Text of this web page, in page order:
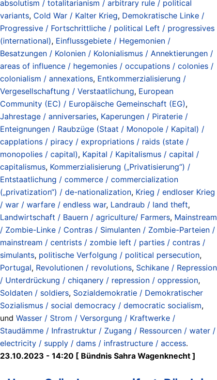
absolutism / totalitarianism / arbitrary rule / political
variants, Cold War / Kalter Krieg, Demokratische Linke /
Progressive / Fortschrittliche / political Left / progressives
(international), Einflussgebiete / Hegemonien /
Besatzungen / Kolonien / Kolonialismus / Annektierungen /
areas of influence / hegemonies / occupations / colonies /
colonialism / annexations, Entkommerzialisierung /
Vergesellschaftung / Verstaatlichung, European
Community (EC) / Europäische Gemeinschaft (EG),
Jahrestage / anniversaries, Kaperungen / Piraterie /
Enteignungen / Raubzüge (Staat / Monopole / Kapital) /
capplations / piracy / expropriations / raids (state /
monopolies / capital), Kapital / Kapitalismus / capital /
capitalismus, Kommerzialisierung („Privatisierung“) /
Entstaatlichung / commerce / commercialization
(„privatization“) / de-nationalization, Krieg / endloser Krieg
/ war / warfare / endless war, Landraub / land theft,
Landwirtschaft / Bauern / agriculture/ Farmers, Mainstream
/ Zombie-Linke / Contras / Simulanten / Zombie-Parteien /
mainstream / centrists / zombie left / parties / contras /
simulants, politische Verfolgung / political persecution,
Portugal, Revolutionen / revolutions, Schikane / Repression
/ Unterdrückung / chiqanery / repression / oppression,
Soldaten / soldiers, Sozialdemokratie / Demokratischer
Sozialismus / social democracy / democratic socialism,
und Wasser / Strom / Versorgung / Kraftwerke /
Staudämme / Infrastruktur / Zugang / Ressourcen / water /
electricity / supply / dams / infrastructure / access.
23.10.2023 - 14:20 [ Bündnis Sahra Wagenknecht ]